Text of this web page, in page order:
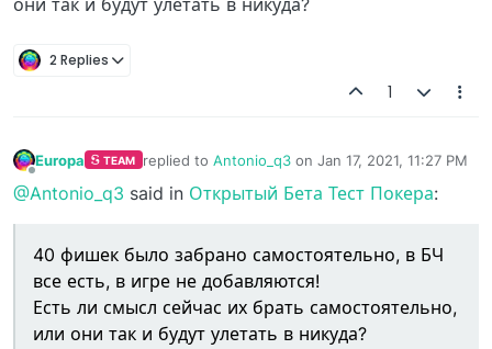
2 Replies
1
Europa TEAM replied to Antonio_q3on Jan 17, 2021, 11:27 PM
last edited by
@Antonio_q3 said in Открытый Бета Тест Покера:
40 фишек было забрано самостоятельно, в БЧ
все есть, в игре не добавляются!
Есть ли смысл сейчас их брать самостоятельно,
или они так и будут улетать в никуда?